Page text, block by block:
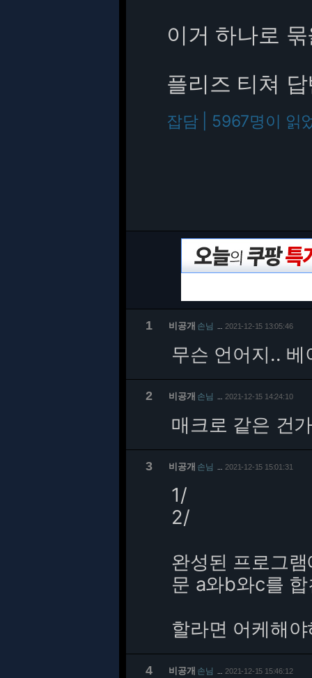
이거 하나로
플리즈 티쳐
잡담 | 5967명이 읽
1 비공개 손님 2021-12-15 13:05:46
무슨 언어지..
2 비공개 손님 2021-12-15 14:24:10
매크로 같은 건
3 비공개 손님 2021-12-15 15:01:31
1/
2/
완성된 프로그
문 a와b와c를
할라면 어케해
4 비공개 손님 2021-12-15 15:46:12